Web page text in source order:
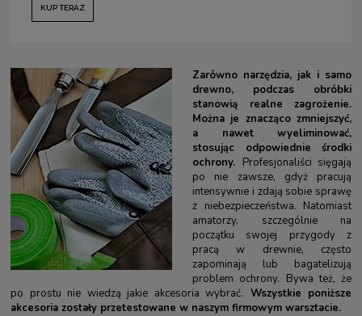
KUP TERAZ
Zarówno narzędzia, jak i samo
drewno, podczas obróbki
stanowią realne zagrożenie.
Można je znacząco zmniejszyć,
a nawet wyeliminować,
stosując odpowiednie środki
ochrony. Profesjonaliści sięgają
po nie zawsze, gdyż pracują
intensywnie i zdają sobie sprawę
z niebezpieczeństwa. Natomiast
amatorzy, szczególnie na
początku swojej przygody z
pracą w drewnie, często
zapominają lub bagatelizują
problem ochrony. Bywa też, że
po prostu nie wiedzą jakie akcesoria wybrać. Wszystkie poniższe
akcesoria zostały przetestowane w naszym firmowym warsztacie.